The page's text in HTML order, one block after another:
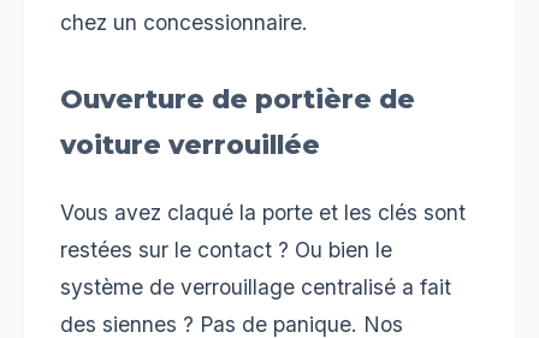
chez un concessionnaire.
Ouverture de portière de
voiture verrouillée
Vous avez claqué la porte et les clés sont
restées sur le contact ? Ou bien le
système de verrouillage centralisé a fait
des siennes ? Pas de panique. Nos